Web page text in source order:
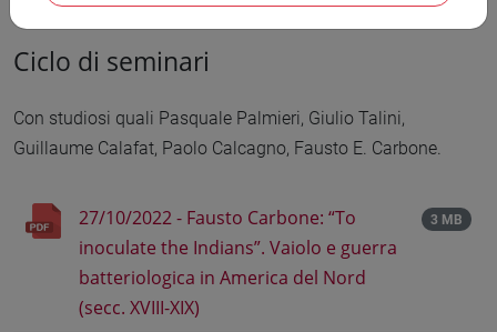
Ciclo di seminari
Con studiosi quali Pasquale Palmieri, Giulio Talini,
Guillaume Calafat, Paolo Calcagno, Fausto E. Carbone.
27/10/2022 - Fausto Carbone: “To
inoculate the Indians”. Vaiolo e guerra
batteriologica in America del Nord
(secc. XVIII-XIX)
3 MB